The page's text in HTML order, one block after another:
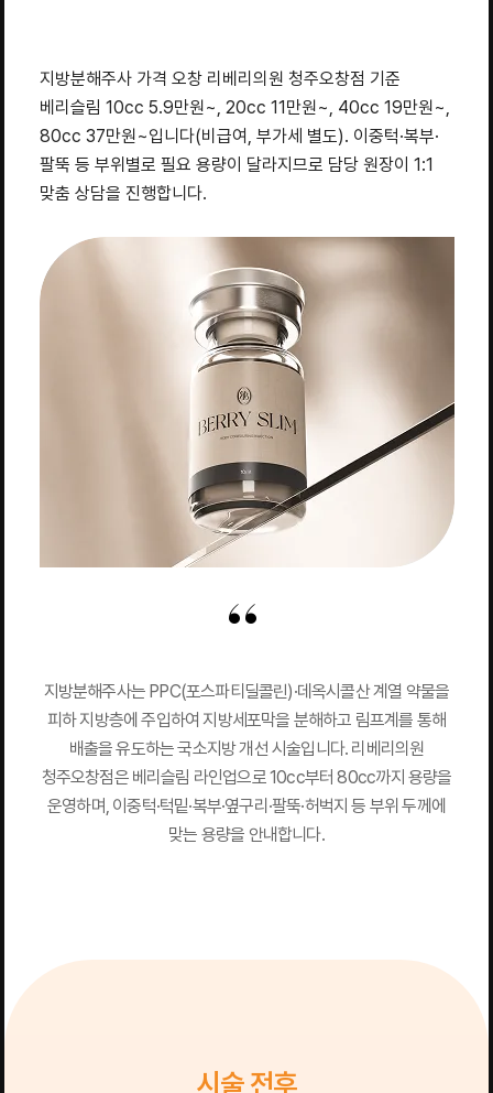
지방분해주사 가격 오창 리베리의원 청주오창점 기준
베리슬림 10cc 5.9만원~, 20cc 11만원~, 40cc 19만원~,
80cc 37만원~입니다(비급여, 부가세 별도). 이중턱·복부·
팔뚝 등 부위별로 필요 용량이 달라지므로 담당 원장이 1:1
맞춤 상담을 진행합니다.
지방분해주사는 PPC(포스파티딜콜린)·데옥시콜산 계열 약물을
피하 지방층에 주입하여 지방세포막을 분해하고 림프계를 통해
배출을 유도하는 국소지방 개선 시술입니다. 리베리의원
청주오창점은 베리슬림 라인업으로 10cc부터 80cc까지 용량을
운영하며, 이중턱·턱밑·복부·옆구리·팔뚝·허벅지 등 부위 두께에
맞는 용량을 안내합니다.
시술 전후